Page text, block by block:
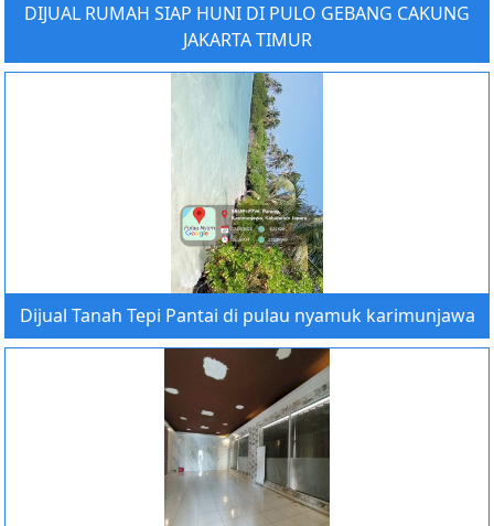
DIJUAL RUMAH SIAP HUNI DI PULO GEBANG CAKUNG
JAKARTA TIMUR
Dijual Tanah Tepi Pantai di pulau nyamuk karimunjawa